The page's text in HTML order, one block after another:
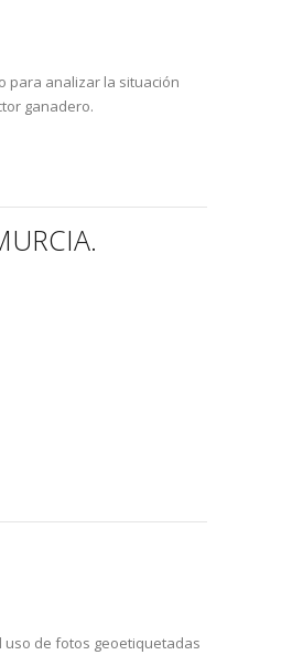
para analizar la situación
ganadero.
uso de fotos geoetiquetadas